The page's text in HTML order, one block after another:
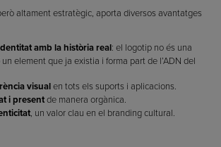
altament estratègic, aporta diversos avantatges
amb la història real: el logotip no és una
element que ja existia i forma part de l’ADN del
visualen tots els suports i aplicacions.
i presentde manera orgànica.
, un valor clau en el branding cultural.